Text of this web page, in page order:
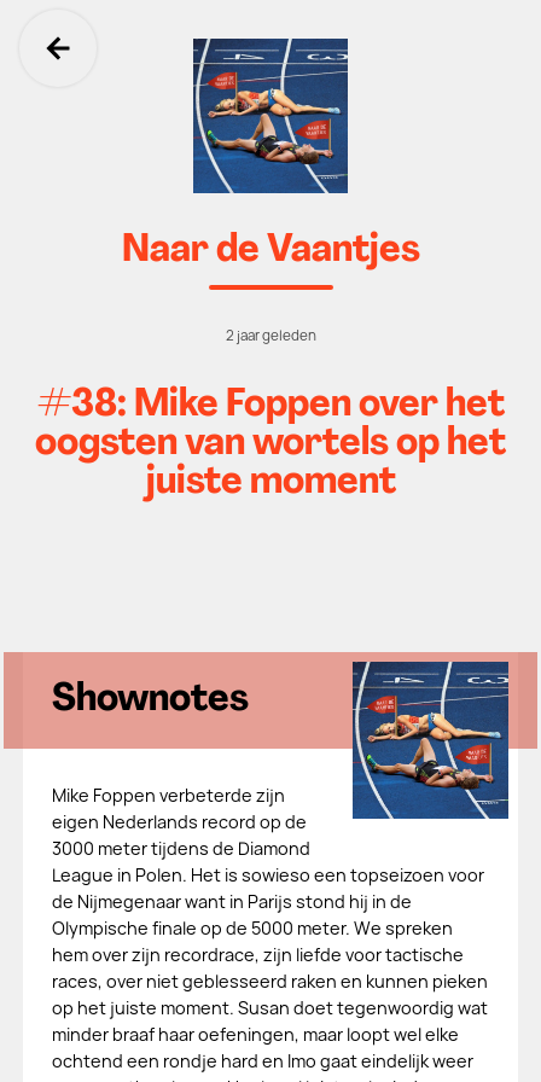
Ga terug
Naar de Vaantjes
2 jaar geleden
#38: Mike Foppen over het
oogsten van wortels op het
juiste moment
Shownotes
Mike Foppen verbeterde zijn
eigen Nederlands record op de
3000 meter tijdens de Diamond
League in Polen. Het is sowieso een topseizoen voor
de Nijmegenaar want in Parijs stond hij in de
Olympische finale op de 5000 meter. We spreken
hem over zijn recordrace, zijn liefde voor tactische
races, over niet geblesseerd raken en kunnen pieken
op het juiste moment. Susan doet tegenwoordig wat
minder braaf haar oefeningen, maar loopt wel elke
ochtend een rondje hard en Imo gaat eindelijk weer